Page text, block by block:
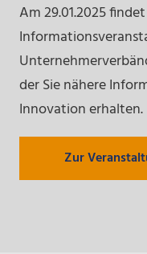
Am 29.01.2025
der Sie nähere
Innovation erhalten.
Zur